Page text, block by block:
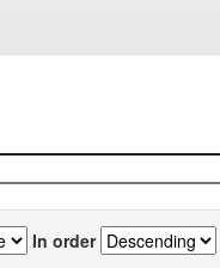
In order